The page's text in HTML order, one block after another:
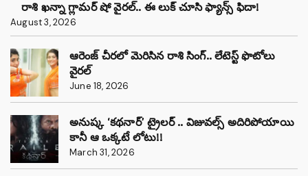
రాశి ఖన్నా గ్లామర్ షో వైరల్.. ఈ లుక్ చూసి ఫ్యాన్స్ ఫిదా!
August 3, 2026
ఆరెంజ్ చీరలో మెరిసిన రాశి సింగ్.. లేటెస్ట్ ఫొటోలు
వైరల్
June 18, 2026
అనుష్క ‘కథనార్’ ట్రైలర్ .. విజువల్స్ అదిరిపోయాయి
కానీ ఆ ఒక్కటే లోటు!!
March 31, 2026